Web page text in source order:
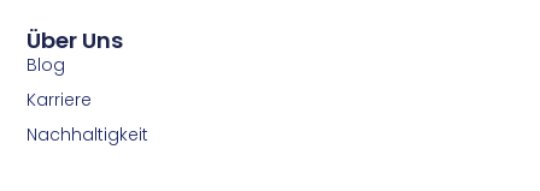
Über Uns
Blog
Karriere
Nachhaltigkeit